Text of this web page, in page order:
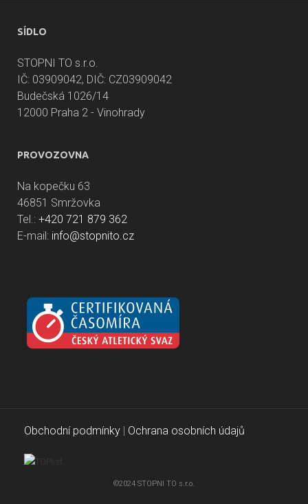
SÍDLO
STOPNI TO s.r.o.
IČ: 03909042, DIČ: CZ03909042
Budečská 1026/14
12000 Praha 2 - Vinohrady
PROVOZOVNA
Na kopečku 63
46851 Smržovka
Tel.: +420 721 879 362
E-mail: info@stopnito.cz
Obchodní podmínky | Ochrana osobních údajů
©2024 STOPNI TO s.r.o.